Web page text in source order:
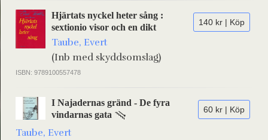
140 kr | Köp
Hjärtats nyckel heter sång :
sextionio visor och en dikt
Taube, Evert
(Inb med skyddsomslag)
ISBN: 9789100557478
60 kr | Köp
I Najadernas gränd - De fyra
vindarnas gata
Taube, Evert